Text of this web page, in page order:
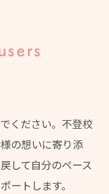
ください。不登校
の想いに寄り添
して自分のペース
ートします。